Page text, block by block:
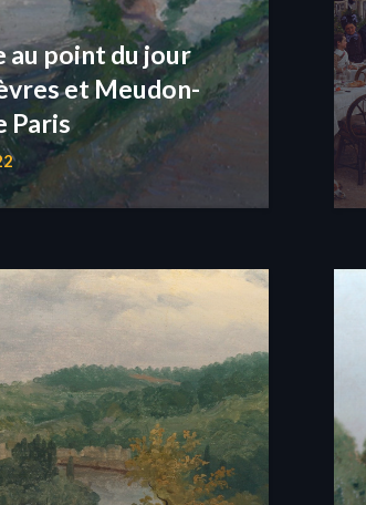
au point du jour
et Meudon-
Paris